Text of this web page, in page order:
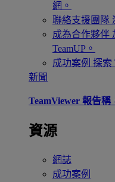
網。
聯絡支援團隊
成為合作夥伴
TeamUP。
成功案例 探索
新聞
TeamViewer 報告稱
資源
網誌
成功案例